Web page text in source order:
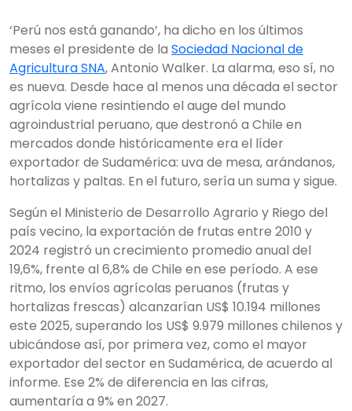
‘Perú nos está ganando’, ha dicho en los últimos
meses el presidente de la Sociedad Nacional de
Agricultura SNA, Antonio Walker. La alarma, eso sí, no
es nueva. Desde hace al menos una década el sector
agrícola viene resintiendo el auge del mundo
agroindustrial peruano, que destronó a Chile en
mercados donde históricamente era el líder
exportador de Sudamérica: uva de mesa, arándanos,
hortalizas y paltas. En el futuro, sería un suma y sigue.
Según el Ministerio de Desarrollo Agrario y Riego del
país vecino, la exportación de frutas entre 2010 y
2024 registró un crecimiento promedio anual del
19,6%, frente al 6,8% de Chile en ese período. A ese
ritmo, los envíos agrícolas peruanos (frutas y
hortalizas frescas) alcanzarían US$ 10.194 millones
este 2025, superando los US$ 9.979 millones chilenos y
ubicándose así, por primera vez, como el mayor
exportador del sector en Sudamérica, de acuerdo al
informe. Ese 2% de diferencia en las cifras,
aumentaría a 9% en 2027.